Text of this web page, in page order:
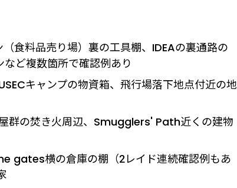
（食料品売り場）裏の工具棚、IDEAの裏通路の
ど複数箇所で確認例あり
キャンプの物資箱、飛行場落下地点付近の地
群の焚き火周辺、Smugglers' Path近くの建物
gates横の倉庫の棚（2レイド連続確認例もあ